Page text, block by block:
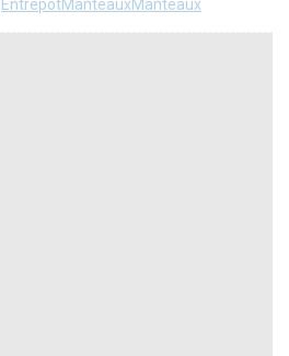
EntrepotManteauxManteaux